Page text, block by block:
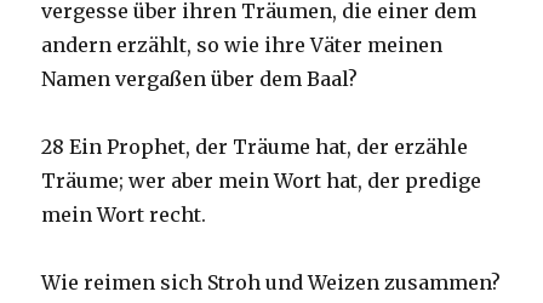
vergesse über ihren Träumen, die einer dem
andern erzählt, so wie ihre Väter meinen
Namen vergaßen über dem Baal?
28 Ein Prophet, der Träume hat, der erzähle
Träume; wer aber mein Wort hat, der predige
mein Wort recht.
Wie reimen sich Stroh und Weizen zusammen?